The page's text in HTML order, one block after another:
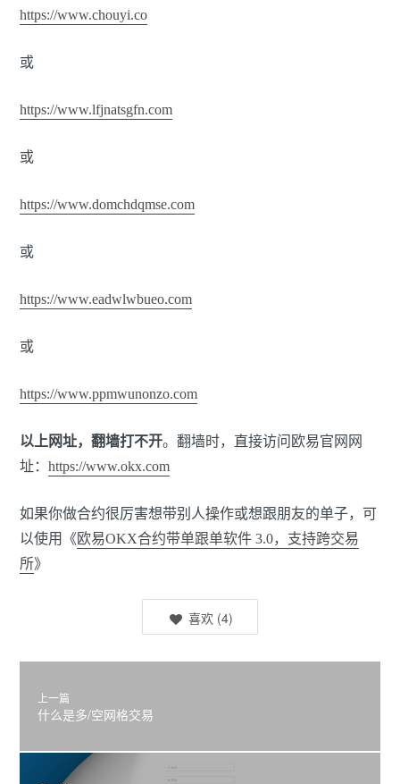
https://www.chouyi.co
或
https://www.lfjnatsgfn.com
或
https://www.domchdqmse.com
或
https://www.eadwlwbueo.com
或
https://www.ppmwunonzo.com
以上网址，翻墙打不开。翻墙时，直接访问欧易官网网
址： https://www.okx.com
如果你做合约很厉害想带别人操作或想跟朋友的单子，可
以使用《欧易OKX合约带单跟单软件 3.0，支持跨交易
所》
喜欢 (4)
上一篇
什么是多/空网格交易